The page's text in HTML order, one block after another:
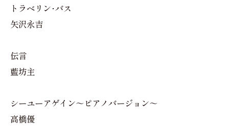
トラベリン･バス
矢沢永吉
伝言
藍坊主
シーユーアゲイン～ピアノバージョン～
高橋優